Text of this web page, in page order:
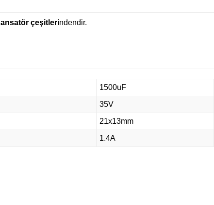
çeşitlerindendir.
1500uF
35V
21x13mm
1.4A